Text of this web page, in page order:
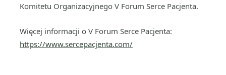
Komitetu Organizacyjnego V Forum Serce Pacjenta.
Więcej informacji o V Forum Serce Pacjenta:
https://www.sercepacjenta.com/